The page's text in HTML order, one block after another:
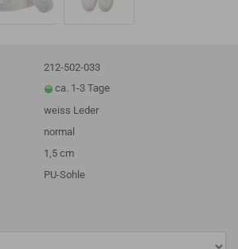
212-502-033
weiss Leder
normal
1,5 cm
PU-Sohle